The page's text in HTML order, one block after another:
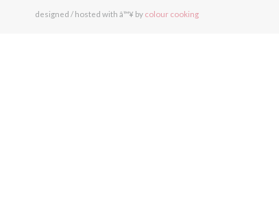
designed / hosted with â™¥ by colour cooking